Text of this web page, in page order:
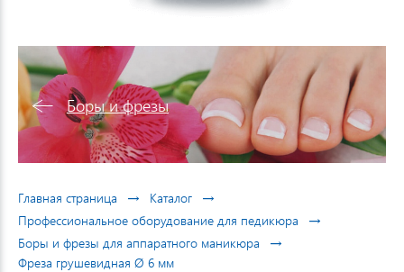
Боры и фрезы
Главная страница → Каталог →
Профессиональное оборудование для педикюра →
Боры и фрезы для аппаратного маникюра →
Фреза грушевидная Ø 6 мм